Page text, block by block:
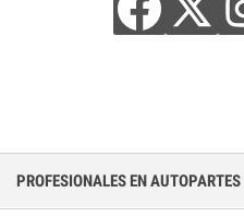
PROFESIONALES EN AUTOPARTES